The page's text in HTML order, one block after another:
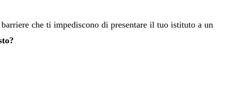
che ti impediscono di presentare il tuo istituto a un